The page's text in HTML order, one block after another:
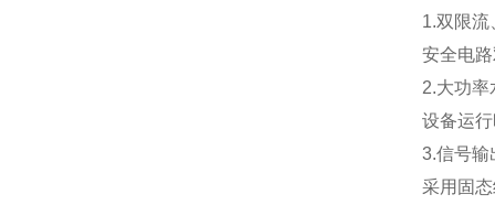
1.双限流
安全电
2.大功率
设备运
3.信号输
采用固